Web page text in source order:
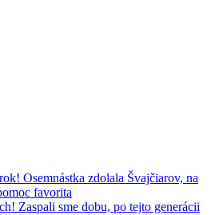
Osemnástka zdolala Švajčiarov, na
favorita
Zaspali sme dobu, po tejto generácii